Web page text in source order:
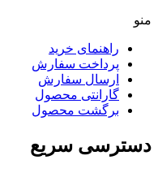
منو
راهنمای خرید
پرداخت سفارش
ارسال سفارش
گارانتی محصول
برگشت محصول
دسترسی سریع